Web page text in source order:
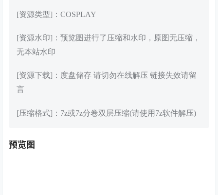
[资源类型]：COSPLAY
[资源水印]：预览图进行了压缩和水印，原图无压缩，
无本站水印
[资源下载]：度盘储存 请切勿在线解压 链接失效请留
言
[压缩格式]：7z或7z分卷双层压缩(请使用7z软件解压)
预览图